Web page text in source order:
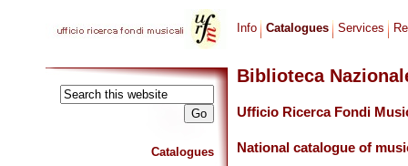
Catalogues
Info Catalogues Services
Biblioteca
Ufficio Ricerca Fondi
National catalogue of